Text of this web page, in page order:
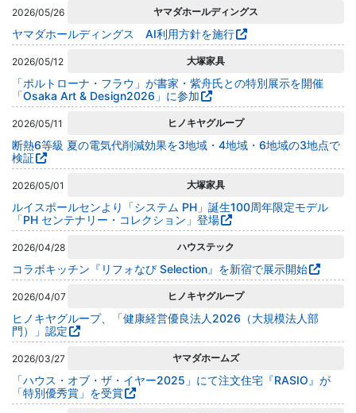
2026/05/26 ヤマダホールディングス
ヤマダホールディングス AI利用方針を施行
2026/05/12 大塚家具
「ポルトローナ・フラウ」が書家・紫舟氏との特別展示を開催
「Osaka Art & Design2026」に参加
2026/05/11 ヒノキヤグループ
断熱6等級 夏の電気代削減効果を3地域・4地域・6地域の3地点で
検証
2026/05/01 大塚家具
ルイスポールセンより「システム PH」誕生100周年限定モデル
「PH センテナリー・コレクション」登場
2026/04/28 ハウステック
コラボキッチン『リフォなび Selection』を新宿で展示開始
2026/04/07 ヒノキヤグループ
ヒノキヤグループ、「健康経営優良法人2026（大規模法人部
門）」認定
2026/03/27 ヤマダホームズ
「ハウス・オブ・ザ・イヤー2025」にて注文住宅『RASIO』が
「特別優秀賞」を受賞